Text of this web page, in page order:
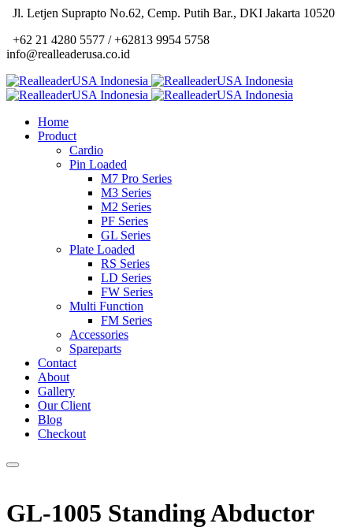
Jl. Letjen Suprapto No.62, Cemp. Putih Bar., DKI Jakarta 10520
+62 21 4280 5577 / +62813 9954 5758
info@realleaderusa.co.id
Home
Product
Cardio
Pin Loaded
M7 Pro Series
M3 Series
M2 Series
PF Series
GL Series
Plate Loaded
RS Series
LD Series
FW Series
Multi Function
FM Series
Accessories
Spareparts
Contact
About
Gallery
Our Client
Blog
Checkout
GL-1005 Standing Abductor